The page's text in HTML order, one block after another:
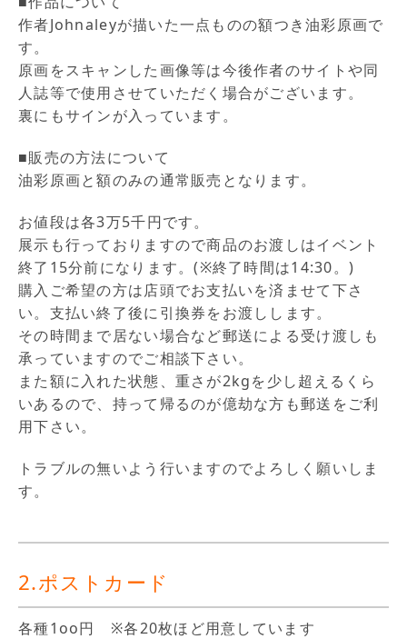
作者Johnaleyが描いた一点ものの額つき油彩原画で
す。
原画をスキャンした画像等は今後作者のサイトや同
人誌等で使用させていただく場合がございます。
裏にもサインが入っています。
■販売の方法について
油彩原画と額のみの通常販売となります。
お値段は各3万5千円です。
展示も行っておりますので商品のお渡しはイベント
終了15分前になります。(※終了時間は14:30。)
購入ご希望の方は店頭でお支払いを済ませて下さ
い。支払い終了後に引換券をお渡しします。
その時間まで居ない場合など郵送による受け渡しも
承っていますのでご相談下さい。
また額に入れた状態、重さが2kgを少し超えるくら
いあるので、持って帰るのが億劫な方も郵送をご利
用下さい。
トラブルの無いよう行いますのでよろしく願いしま
す。
2.ポストカード
各種1oo円 ※各20枚ほど用意しています